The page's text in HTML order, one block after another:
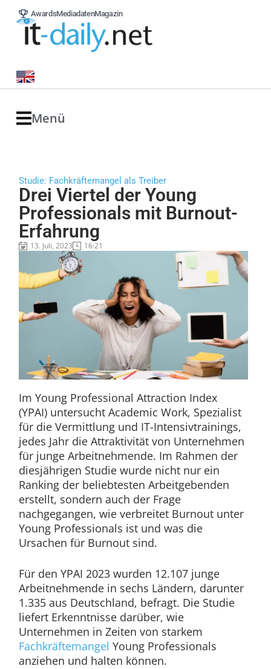
AwardsMediadatenMagazin
Menü
Studie: Fachkräftemangel als Treiber
Drei Viertel der Young
Professionals mit Burnout-
Erfahrung
13. Juli, 2023 16:21
Im Young Professional Attraction Index
(YPAI) untersucht Academic Work, Spezialist
für die Vermittlung und IT-Intensivtrainings,
jedes Jahr die Attraktivität von Unternehmen
für junge Arbeitnehmende. Im Rahmen der
diesjährigen Studie wurde nicht nur ein
Ranking der beliebtesten Arbeitgebenden
erstellt, sondern auch der Frage
nachgegangen, wie verbreitet Burnout unter
Young Professionals ist und was die
Ursachen für Burnout sind.
Für den YPAI 2023 wurden 12.107 junge
Arbeitnehmende in sechs Ländern, darunter
1.335 aus Deutschland, befragt. Die Studie
liefert Erkenntnisse darüber, wie
Unternehmen in Zeiten von starkem
Fachkräftemangel Young Professionals
anziehen und halten können.